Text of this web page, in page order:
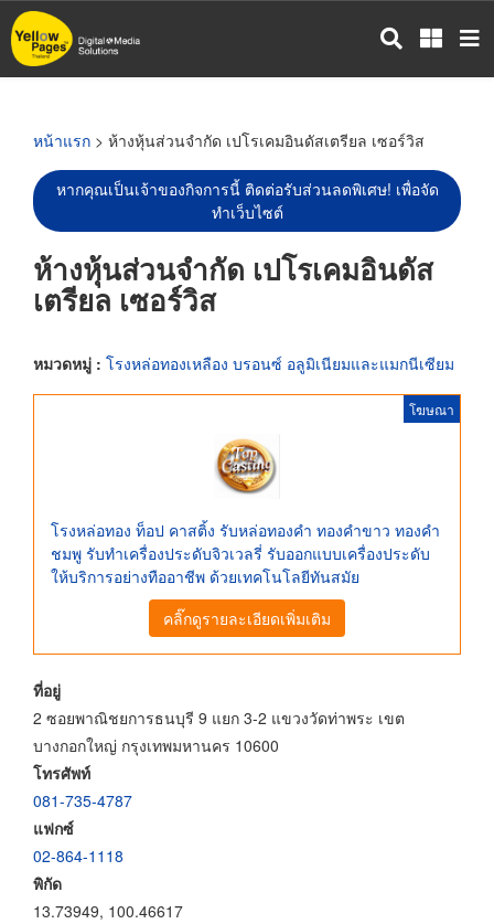
ข้าม
ไป
หน้าแรก > ห้างหุ้นส่วนจำกัด เปโรเคมอินดัสเตรียล เซอร์วิส
หากคุณเป็นเจ้าของกิจการนี้ ติดต่อรับส่วนลดพิเศษ! เพื่อจัด
ทำเว็บไซต์
ห้างหุ้นส่วนจำกัด เปโรเคมอินดัส
เตรียล เซอร์วิส
หมวดหมู่ : โรงหล่อทองเหลือง บรอนซ์ อลูมิเนียมและแมกนีเซียม
โฆษณา
โรงหล่อทอง ท็อป คาสติ้ง รับหล่อทองคำ ทองคำขาว ทองคำ
ชมพู รับทำเครื่องประดับจิวเวลรี่ รับออกแบบเครื่องประดับ
ให้บริการอย่างทืออาชีพ ด้วยเทคโนโลยีทันสมัย
คลิ๊กดูรายละเอียดเพิ่มเติม
ที่อยู่
2 ซอยพาณิชยการธนบุรี 9 แยก 3-2 แขวงวัดท่าพระ เขต
บางกอกใหญ่ กรุงเทพมหานคร 10600
โทรศัพท์
081-735-4787
แฟกซ์
02-864-1118
พิกัด
13.73949, 100.46617